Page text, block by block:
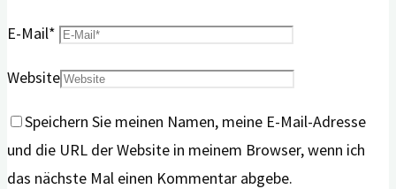
E-Mail*
Website
Speichern Sie meinen Namen, meine E-Mail-Adresse
und die URL der Website in meinem Browser, wenn ich
das nächste Mal einen Kommentar abgebe.